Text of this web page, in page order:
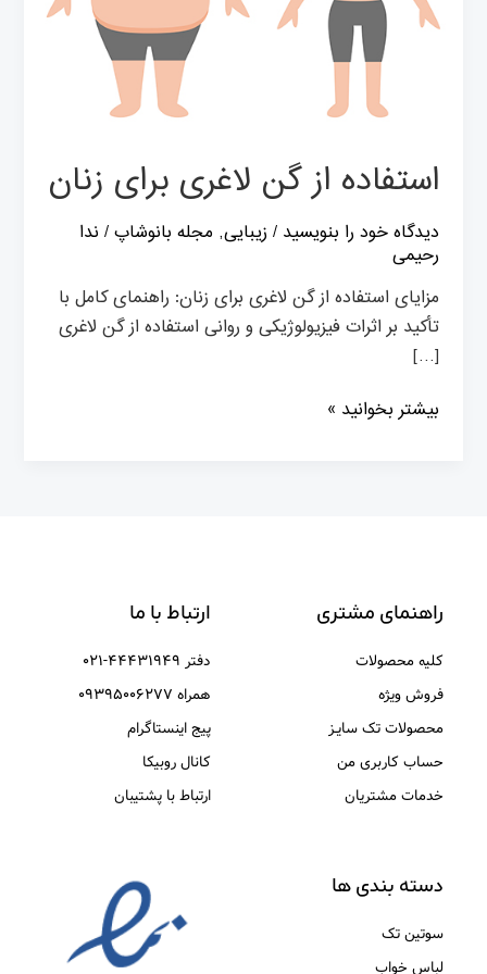
استفاده از گن لاغری برای زنان
دیدگاه‌ خود را بنویسید / زیبایی, مجله بانوشاپ/ ندا
رحیمی
مزایای استفاده از گن لاغری برای زنان: راهنمای کامل با
تأکید بر اثرات فیزیولوژیکی و روانی استفاده از گن لاغری
[…]
بیشتر بخوانید »
راهنمای مشتری
کلیه محصولات
فروش ویژه
محصولات تک سایـز
حساب کاربری من
خدمات مشتریان
ارتباط با ما
دفتر ۴۴۴۳۱۹۴۹-۰۲۱
همراه ۰۹۳۹۵۰۰۶۲۷۷
پیج اینستاگرام
کانال روبیکا
ارتباط با پشتیبان
دسته بندی ها
سوتین تک
لباس خواب